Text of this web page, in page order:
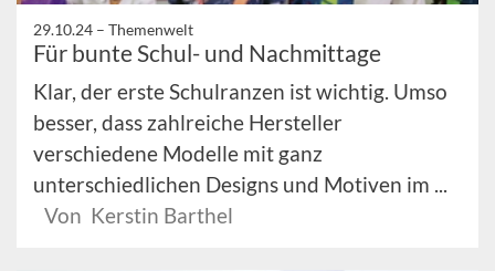
29.10.24 – Themenwelt
Für bunte Schul- und Nachmittage
Klar, der erste Schulranzen ist wichtig. Umso
besser, dass zahlreiche Hersteller
verschiedene Modelle mit ganz
unterschiedlichen Designs und Motiven im ...
Von Kerstin Barthel